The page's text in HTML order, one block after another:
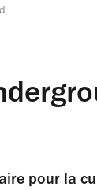
pour la